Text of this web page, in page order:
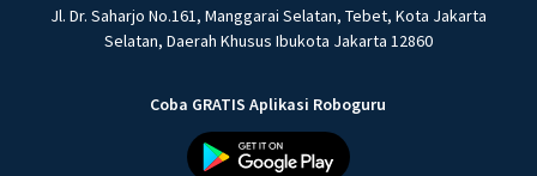
Jl. Dr. Saharjo No.161, Manggarai Selatan, Tebet, Kota Jakarta
Selatan, Daerah Khusus Ibukota Jakarta 12860
Coba GRATIS Aplikasi Roboguru